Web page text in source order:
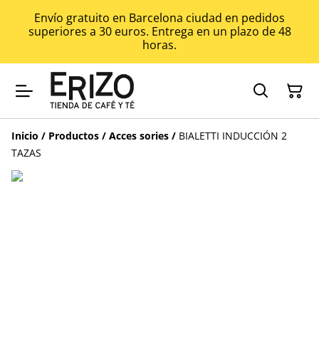
Envío gratuito en Barcelona ciudad en pedidos
superiores a 30 euros. Entrega en un plazo de 48
horas.
Inicio / Productos / Acces sories / BIALETTI INDUCCIÓN 2
TAZAS